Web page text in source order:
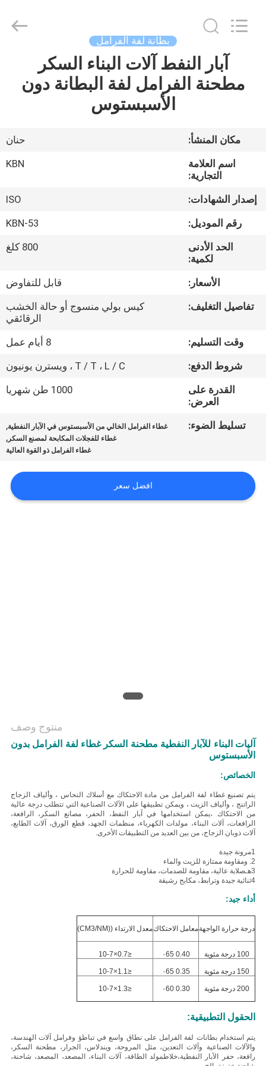
مسكن
معلومات
جولة
المعمل
مراقبة
الجودة
اتصل
اطلب
الموقع
PRIVACY
بطانة لفة الفرامل
آبار النفط آلات البناء السكر
مطحنة الفرامل لفة البطانة دون
الأسبستوس
مكان المنشأ:
حنان
اسم العلامة
التجارية:
KBN
إصدار الشهادات:
ISO
رقم الموديل:
KBN-53
الحد الأدنى
لكمية:
800 كلغ
الأسعار:
قابل للتفاوض
تفاصيل التغليف:
كيس بولي منسوج أو حالة الخشب
الرقائقي
وقت التسليم:
8 أيام عمل
شروط الدفع:
T / T ، L / C ، ويسترن يونيون
القدرة على
العرض:
1000 طن شهريا
تسليط الضوء: غطاء الفرامل الخالي من الأسبستوس في الآبار النفطية,
غطاء للفجلات المكابحة لمصنع السكر ,
غطاء الفرامل ذو القوة العالية
افضل سعر
منتوج وصف
آليات البناء للآبار النفطية مطحنة السكر غطاء لفة الفرامل بدون
الأسبستوس
الخصائص:
يتم تصنيع غطاء لفة الفرامل من مادة الاحتكاك مع أسلاك النحاس ، وألياف الزجاج
الراتنج ، وألياف الزيت ، ويمكن تطبيقها على الآلات الصناعية التي تتطلب درجة عالية
من الاحتكاك ،يمكن استخدامها في آبار النفط، الحفر، مصانع السكر، الرافعة،
الرافعات، آلات البناء، مولدات الكهرباء، منظمات الجهد، قطع الورق، آلات الطابع،
آلات ذوبان الزجاج، من بين العديد من التطبيقات الأخرى.
1مرونة جيدة
2. و
مقاومة ممتازة للزيت والماء
3هـ
صلابة عالية، مقاومة للصدمات، مقاومة للحرارة
4ثنائية جيدة وترابط، مكابح رشيقة
أداء جيد:
درجة حرارة الواجهةمعامل الاحتكاكمعدل الارتداء ((CM3/NM)
100 درجة مئوية 0.40 ٠65 ≤0.7×10-7
150 درجة مئوية 0.35 ٠65 ≤1.1×10-7
200 درجة مئوية 0.30 ٠60 ≤1.3×10-7
الحقول التطبيقية:
يتم استخدام بطانات لفة الفرامل على نطاق واسع في تباطؤ وفرامل آلات الهندسة،
والآلات الصناعية وآلات التعدين، مثل المروحة، ويندلاس، الجرار، مطحنة السكر،
رافعة، حفر الآبار النفطية،خلاطمولد الطاقة، آلات البناء، المصعد، المصعد، شاحنة،